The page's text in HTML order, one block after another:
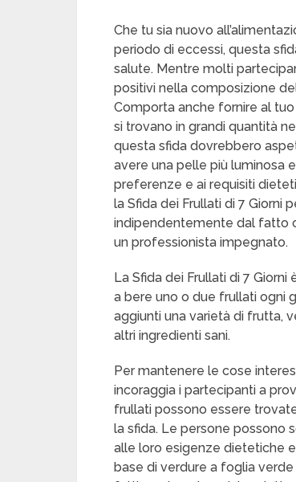
Che tu sia nuovo
periodo di eccessi, questa
salute. Mentre molti
positivi nella composizione
Comporta anche fornire al
si trovano in grandi quantità
questa sfida dovrebbero
avere una pelle più luminosa
preferenze e ai requisiti
la Sfida dei Frullati di 7 Giorni
indipendentemente dal fatto
un professionista impegnato.
La Sfida dei Frullati di 7
a bere uno o due frullati ogni
aggiunti una varietà di frutta,
altri ingredienti sani.
Per mantenere le cose
incoraggia i partecipanti a
frullati possono essere
la sfida. Le persone possono
alle loro esigenze dietetiche
base di verdure a foglia